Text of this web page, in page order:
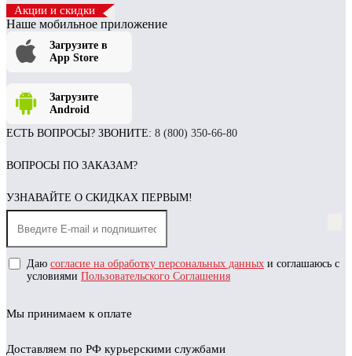
Акции и скидки
Наше мобильное приложение
Загрузите в
App Store
Загрузите
Android
ЕСТЬ ВОПРОСЫ? ЗВОНИТЕ: 8 (800) 350-66-80
ВОПРОСЫ ПО ЗАКАЗАМ?
УЗНАВАЙТЕ О СКИДКАХ ПЕРВЫМ!
Даю согласие на обработку персональных данных и соглашаюсь с
условиями Пользовательского Соглашения
Мы принимаем к оплате
Доставляем по РФ курьерскими службами